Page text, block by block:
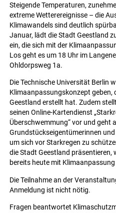
Steigende Temperaturen,
extreme Wetterereignisse – die
Klimawandels sind deutlich
Januar, lädt die Stadt Geestland
ein, die sich mit der
Los geht es um 18 Uhr im
Ohldorpsweg 1a.
Die Technische Universität Berlin
Klimaanpassungskonzept geben,
Geestland erstellt hat. Zudem
seinen Online-Kartendienst
Überschwemmung“ vor und geht
Grundstückseigentümerinnen
um sich vor Starkregen zu
die Stadt Geestland präsentieren,
bereits heute mit
Die Teilnahme an der
Anmeldung ist nicht nötig.
Fragen beantwortet